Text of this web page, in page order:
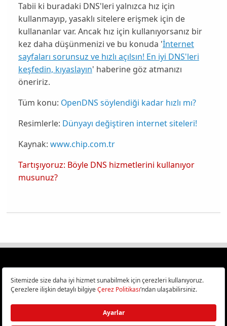
Tabii ki buradaki DNS'leri yalnızca hız için
kullanmayıp, yasaklı sitelere erişmek için de
kullananlar var. Ancak hız için kullanıyorsanız bir
kez daha düşünmenizi ve bu konuda 'İnternet
sayfaları sorunsuz ve hızlı açılsın! En iyi DNS'leri
keşfedin, kıyaslayın' haberine göz atmanızı
öneririz.
Tüm konu: OpenDNS söylendiği kadar hızlı mı?
Resimlerle: Dünyayı değiştiren internet siteleri!
Kaynak: www.chip.com.tr
Tartışıyoruz: Böyle DNS hizmetlerini kullanıyor
musunuz?
Türkiye
Bilişim ve Teknoloji Haberleri CHIP Online’da!